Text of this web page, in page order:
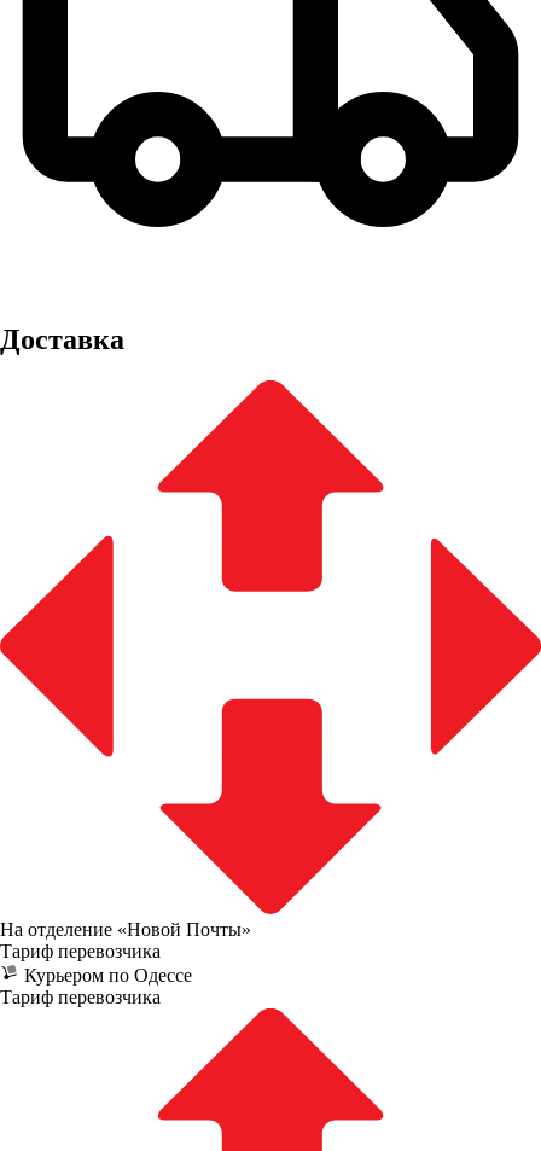
Доставка
На отделение «Новой Почты»
Тариф перевозчика
Курьером по Одессе
Тариф перевозчика